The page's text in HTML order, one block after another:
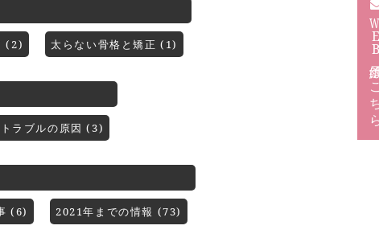
予
(2) 太らない骨格と矯正 (1)
トラブルの原因 (3)
(6) 2021年までの情報 (73)